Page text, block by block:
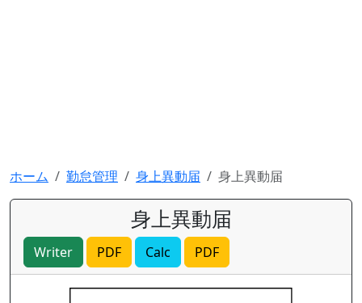
ホーム 勤怠管理 身上異動届 身上異動届
身上異動届
Writer PDF Calc PDF